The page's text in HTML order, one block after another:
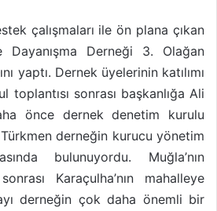
çalışmaları ile ön plana çıkan
Dayanışma Derneği 3. Olağan
yaptı. Dernek üyelerinin katılımı
toplantısı sonrası başkanlığa Ali
önce dernek denetim kurulu
Türkmen derneğin kurucu yönetim
bulunuyordu. Muğla’nın
Karaçulha’nın mahalleye
derneğin çok daha önemli bir